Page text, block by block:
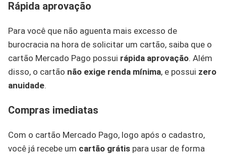
Rápida aprovação
Para você que não aguenta mais excesso de
burocracia na hora de solicitar um cartão, saiba que o
cartão Mercado Pago possui rápida aprovação. Além
disso, o cartão não exige renda mínima, e possui zero
anuidade.
Compras imediatas
Com o cartão Mercado Pago, logo após o cadastro,
você já recebe um cartão grátis para usar de forma